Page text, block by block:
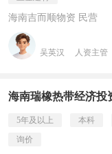
海南吉而顺物资 民营
吴英汉 人资主管
5年及以上 本科
询价